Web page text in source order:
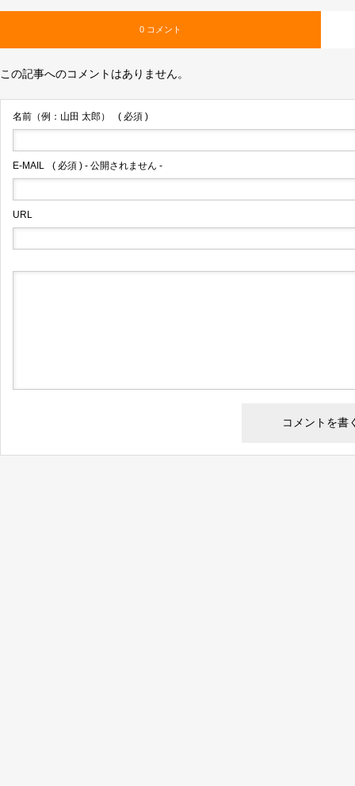
0 コメント
この記事へのコメントはありません。
名前（例：山田 太郎） ( 必須 )
E-MAIL ( 必須 ) - 公開されません -
URL